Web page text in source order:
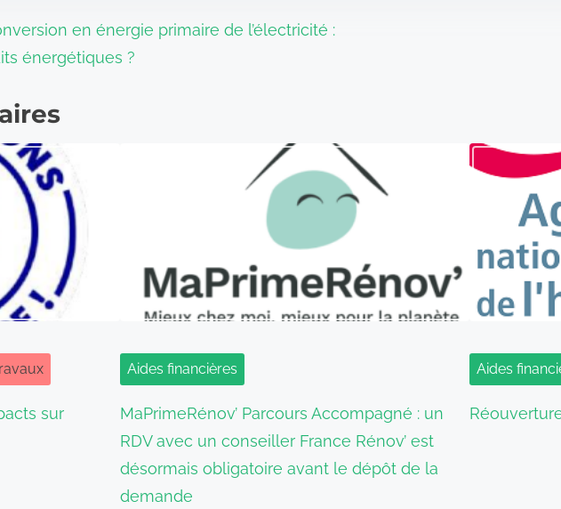
en énergie primaire de l’électricité :
énergétiques ?
sur
Aides financières
MaPrimeRénov’ Parcours Accompagné : un
RDV avec un conseiller France Rénov’ est
désormais obligatoire avant le dépôt de la
demande
Aides